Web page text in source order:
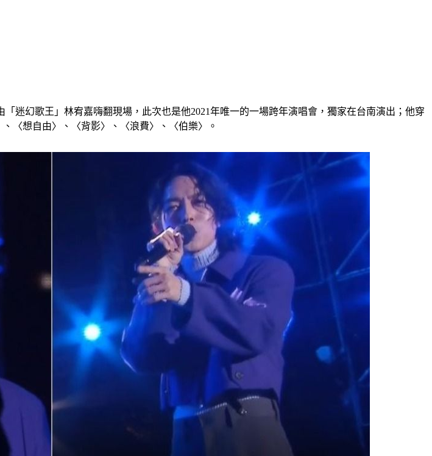
迷幻歌王」林宥嘉嗨翻現場，此次也是他2021年唯一的一場跨年演唱會，獨家在台南演出；他穿
〈想自由〉、〈背影〉、〈浪費〉、〈伯樂〉。